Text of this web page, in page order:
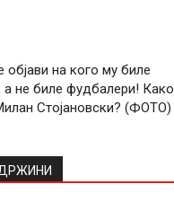
на кого му биле
а не биле фудбалери! Како
Стојановски? (ФОТО)